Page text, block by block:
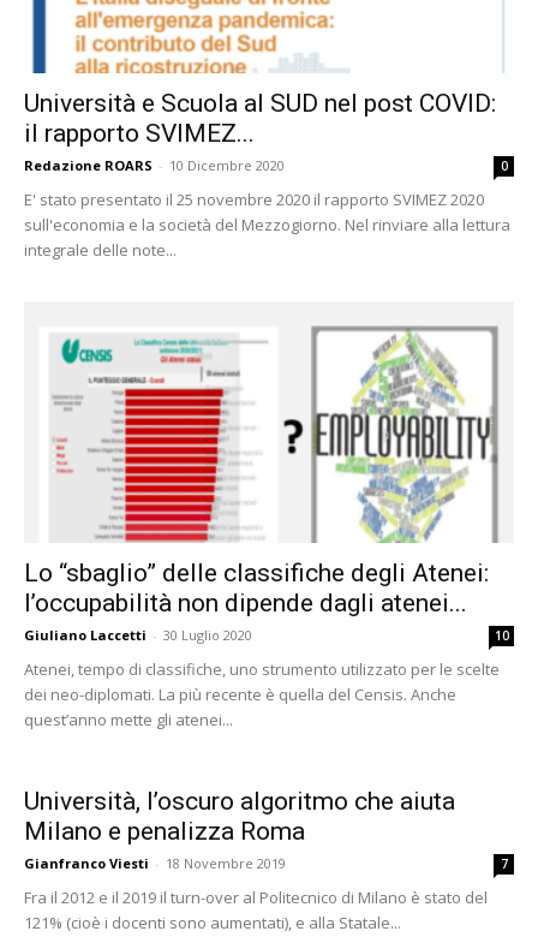
Università e Scuola al SUD nel post COVID:
il rapporto SVIMEZ...
Redazione ROARS - 10 Dicembre 2020 0
E' stato presentato il 25 novembre 2020 il rapporto SVIMEZ 2020
sull'economia e la società del Mezzogiorno. Nel rinviare alla lettura
integrale delle note...
Lo “sbaglio” delle classifiche degli Atenei:
l’occupabilità non dipende dagli atenei...
Giuliano Laccetti - 30 Luglio 2020 10
Atenei, tempo di classifiche, uno strumento utilizzato per le scelte
dei neo-diplomati. La più recente è quella del Censis. Anche
quest’anno mette gli atenei...
Università, l’oscuro algoritmo che aiuta
Milano e penalizza Roma
Gianfranco Viesti - 18 Novembre 2019 7
Fra il 2012 e il 2019 il turn-over al Politecnico di Milano è stato del
121% (cioè i docenti sono aumentati), e alla Statale...